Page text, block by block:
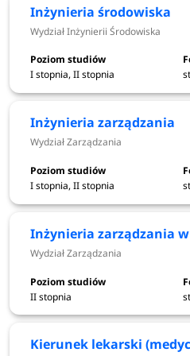
Wyniki rekrutacji
akademickim 2021/
Politechnika
W rekrutacji na rok akademicki
najchętniej wybieranych szkół
techniczne, na które
zainteresowaniem wśród
wybieranymi kierunkami były:
budownictwo,
techniczna oraz automatyka i
Inżynieria środowiska
Wydział Inżynierii Środowiska
I stopnia, II stopnia
Inżynieria zarządzania
Wydział Zarządzania
I stopnia, II stopnia
Inżynieria zarządzania
Wydział Zarządzania
II stopnia
Kierunek lekarski